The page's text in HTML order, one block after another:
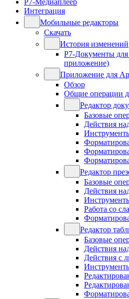
Р7-Медиаплеер
Интеграция
Мобильные редакторы
Скачать
История изменений
Р7-Документы
приложение)
Приложение для
Обзор
Общие операции
Редактор
Базовые
Действия
Редактор
Базовые
Действия
Работа со
Редактор
Базовые
Действия
Действия с